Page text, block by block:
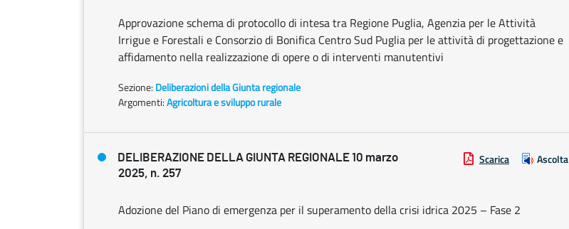
Approvazione schema di protocollo di intesa tra Regione Puglia, Agenzia per le Attività
Irrigue e Forestali e Consorzio di Bonifica Centro Sud Puglia per le attività di progettazione e
affidamento nella realizzazione di opere o di interventi manutentivi
Sezione: Deliberazioni della Giunta regionale
Argomenti:Agricoltura e sviluppo rurale
DELIBERAZIONE DELLA GIUNTA REGIONALE 10 marzo
2025, n. 257
Scarica Ascolta
Adozione del Piano di emergenza per il superamento della crisi idrica 2025 – Fase 2